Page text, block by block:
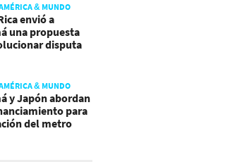
& MUNDO
envió a
una propuesta
disputa
& MUNDO
y Japón abordan
para
del metro